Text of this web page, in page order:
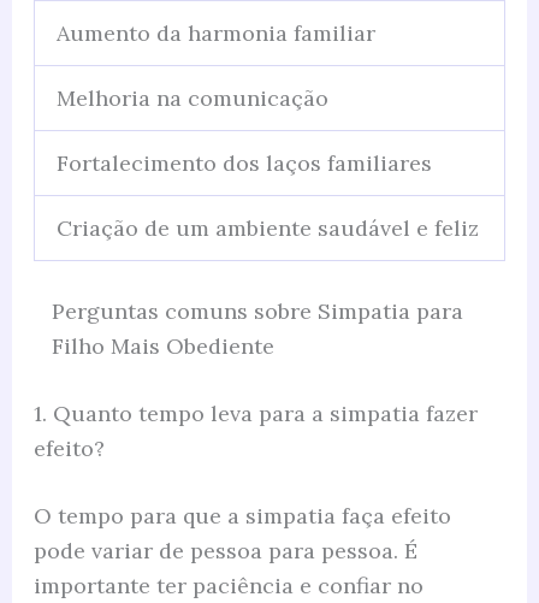
Aumento da harmonia familiar
Melhoria na comunicação
Fortalecimento dos laços familiares
Criação de um ambiente saudável e feliz
Perguntas comuns sobre Simpatia para
Filho Mais Obediente
1. Quanto tempo leva para a simpatia fazer
efeito?
O tempo para que a simpatia faça efeito
pode variar de pessoa para pessoa. É
importante ter paciência e confiar no